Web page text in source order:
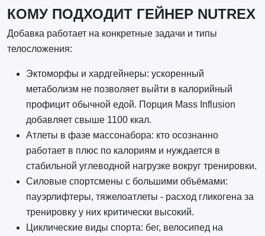
КОМУ ПОДХОДИТ ГЕЙНЕР NUTREX
Добавка работает на конкретные задачи и типы
телосложения:
Эктоморфы и хардгейнеры: ускоренный
метаболизм не позволяет выйти в калорийный
профицит обычной едой. Порция Mass Influsion
добавляет свыше 1100 ккал.
Атлеты в фазе массонабора: кто осознанно
работает в плюс по калориям и нуждается в
стабильной углеводной нагрузке вокруг тренировки.
Силовые спортсмены с большими объёмами:
пауэрлифтеры, тяжелоатлеты - расход гликогена за
тренировку у них критически высокий.
Циклические виды спорта: бег, велосипед на